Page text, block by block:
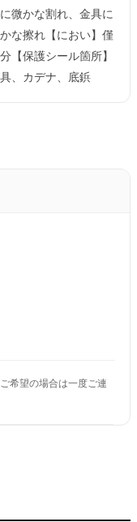
微かな割れ、金具に
な擦れ【におい】僅
【保護シール箇所】
、カデナ、底鋲
希望の場合は一度ご連